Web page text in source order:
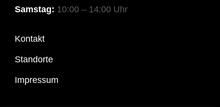
Samstag: 10:00 – 14:00 Uhr
Kontakt
Standorte
Impressum